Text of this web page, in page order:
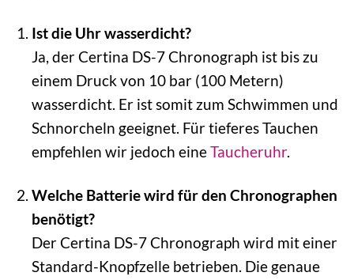
Ist die Uhr wasserdicht?
Ja, der Certina DS-7 Chronograph ist bis zu
einem Druck von 10 bar (100 Metern)
wasserdicht. Er ist somit zum Schwimmen und
Schnorcheln geeignet. Für tieferes Tauchen
empfehlen wir jedoch eineTaucheruhr.
Welche Batterie wird für den Chronographen
benötigt?
Der Certina DS-7 Chronograph wird mit einer
Standard-Knopfzelle betrieben. Die genaue